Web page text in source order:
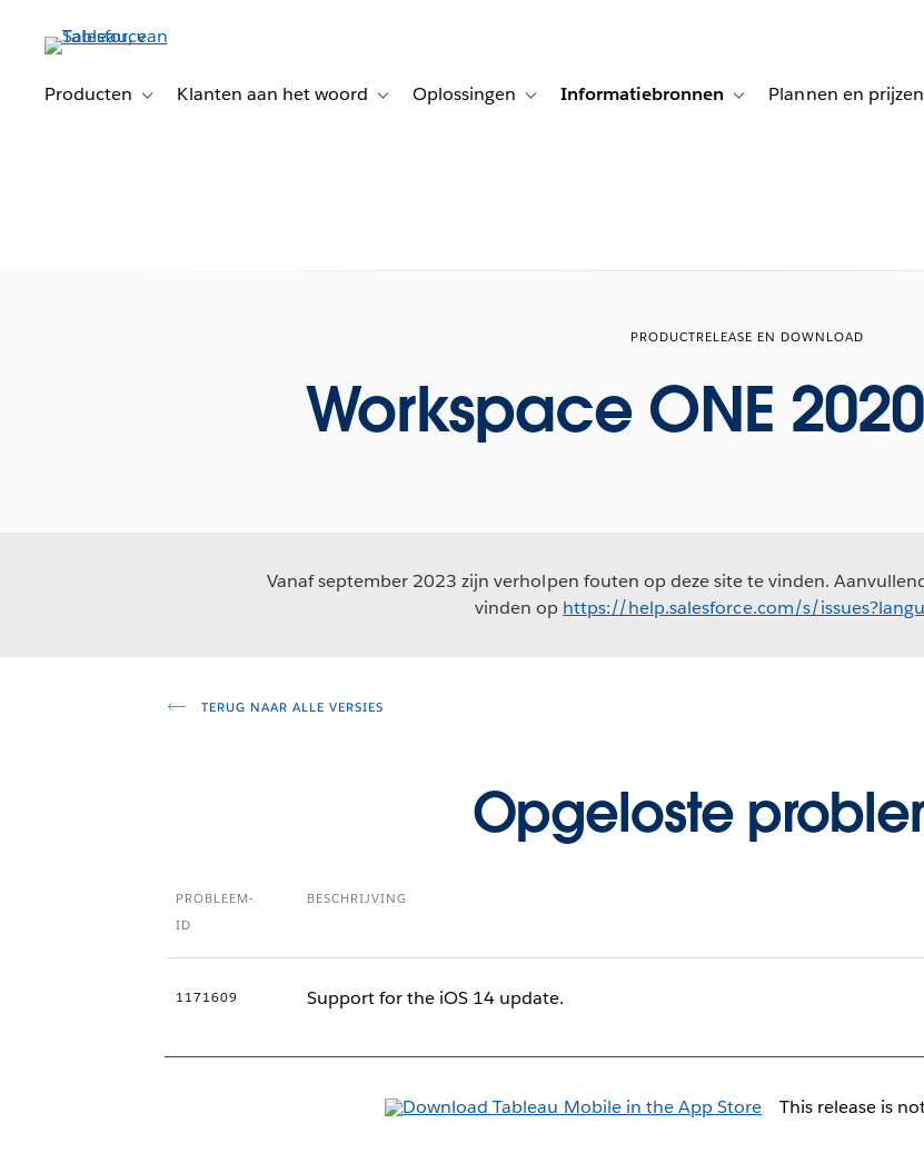
Producten
Toggle sub-navigation for Producten
Klanten aan het woord Toggle sub-navigation for Klanten aan het woord
Oplossingen Toggle sub-navigation for Oplossingen
Informatiebronnen Toggle sub-navigation for
Plannen en prijzen
PRODUCTRELEASE EN DOWNLOAD
Workspace ONE
Vanaf september 2023 zijn verholpen fouten op deze site te vinden.
vinden op https://help.salesforce.com/s/
TERUG NAAR ALLE VERSIES
Opgeloste
PROBLEEM-
ID
BESCHRIJVING
1171609 Support for the iOS 14 update.
This release is